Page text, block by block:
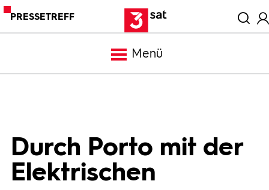
PRESSETREFF
Menü
Mediathek
Durch Porto mit der
Elektrischen